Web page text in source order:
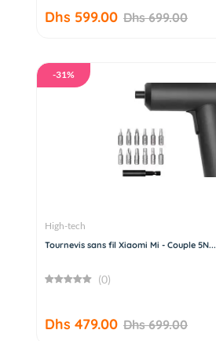
Dhs 599.00 Dhs 699.00
-31%
High-tech
Tournevis sans fil Xiaomi Mi - Couple 5N...
(0)
Dhs 479.00 Dhs 699.00